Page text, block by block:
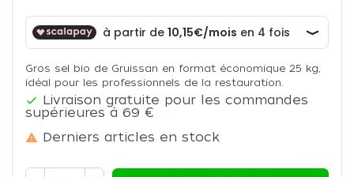
Gros sel bio de Gruissan en format économique 25 kg,
idéal pour les professionnels de la restauration.
 Livraison gratuite pour les commandes
supérieures à 69 €
 Derniers articles en stock